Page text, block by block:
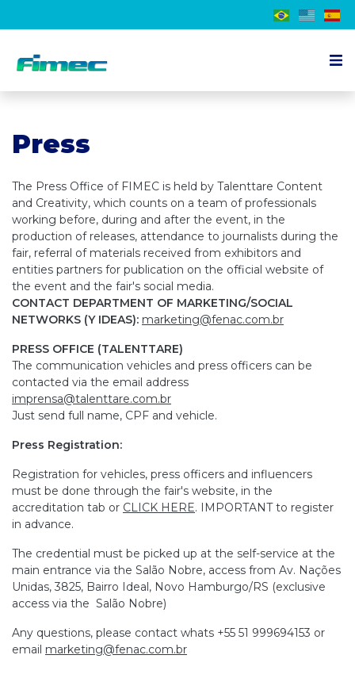
Exhibitor
Schedule
Press
Contact us
EN
Press
The Press Office of FIMEC is held by Talenttare Content
and Creativity, which counts on a team of professionals
working before, during and after the event, in the
production of releases, attendance to journalists during the
fair, referral of materials received from exhibitors and
entities partners for publication on the official website of
the event and the fair's social media.
CONTACT DEPARTMENT OF MARKETING/SOCIAL
NETWORKS (Y IDEAS): marketing@fenac.com.br
PRESS OFFICE (TALENTTARE)
The communication vehicles and press officers can be
contacted via the email address
imprensa@talenttare.com.br
Just send full name, CPF and vehicle.
Press Registration:
Registration for vehicles, press officers and influencers
must be done through the fair's website, in the
accreditation tab or CLICK HERE. IMPORTANT to register
in advance.
The credential must be picked up at the self-service at the
main entrance via the Salão Nobre, access from Av. Nações
Unidas, 3825, Bairro Ideal, Novo Hamburgo/RS (exclusive
access via the Salão Nobre)
Any questions, please contact whats +55 51 999694153 or
email marketing@fenac.com.br